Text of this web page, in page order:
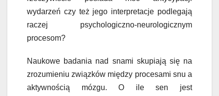
wydarzeń czy też jego interpretacje podlegają
raczej psychologiczno-neurologicznym
procesom?
Naukowe badania nad snami skupiają się na
zrozumieniu związków między procesami snu a
aktywnością mózgu. O ile sen jest